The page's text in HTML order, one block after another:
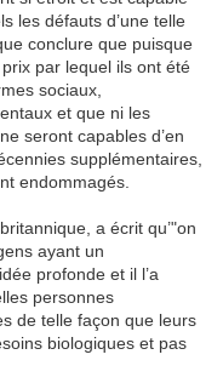
les défauts d’une telle
conclure que puisque
par lequel ils ont été
sociaux,
et que ni les
seront capables d’en
supplémentaires,
endommagés.
a écrit qu’"on
ayant un
profonde et il l’a
personnes
de telle façon que leurs
biologiques et pas